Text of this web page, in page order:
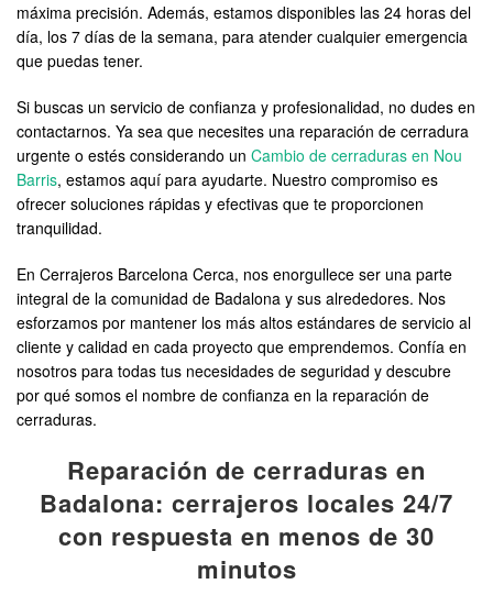
máxima precisión. Además, estamos disponibles las 24 horas del
día, los 7 días de la semana, para atender cualquier emergencia
que puedas tener.
Si buscas un servicio de confianza y profesionalidad, no dudes en
contactarnos. Ya sea que necesites una reparación de cerradura
urgente o estés considerando un Cambio de cerraduras en Nou
Barris, estamos aquí para ayudarte. Nuestro compromiso es
ofrecer soluciones rápidas y efectivas que te proporcionen
tranquilidad.
En Cerrajeros Barcelona Cerca, nos enorgullece ser una parte
integral de la comunidad de Badalona y sus alrededores. Nos
esforzamos por mantener los más altos estándares de servicio al
cliente y calidad en cada proyecto que emprendemos. Confía en
nosotros para todas tus necesidades de seguridad y descubre
por qué somos el nombre de confianza en la reparación de
cerraduras.
Reparación de cerraduras en
Badalona: cerrajeros locales 24/7
con respuesta en menos de 30
minutos